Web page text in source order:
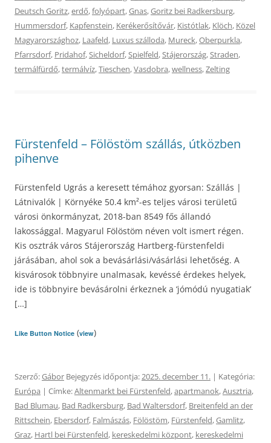
Deutsch Goritz,erdő,folyópart,Gnas,Goritz bei Radkersburg,
Hummersdorf, Kapfenstein, Kerékerősítővár, Kistótlak, Klöch, Közel
Magyarországhoz, Laafeld, Luxus szálloda, Mureck,Oberpurkla,
Pfarrsdorf, Pridahof,Sicheldorf,Spielfeld,Stájerország,Straden,
termálfürdő,termálvíz,Tieschen,Vasdobra,wellness,Zelting
Fürstenfeld – Fölöstöm szállás, útközben
pihenve
Fürstenfeld Ugrás a keresett témához gyorsan: Szállás |
Látnivalók | Környéke 50.4 km²-es teljes városi területű
városi önkormányzat, 2018-ban 8549 fős állandó
lakossággal. Magyarul Fölöstöm néven volt ismert régen.
Kis osztrák város Stájerország Hartberg-fürstenfeldi
járásában, ahol sok a bevásárlási/vásárlási lehetőség. A
kisvárosok többnyire unalmasak, kevéssé érdekes helyek,
ide is többnyire bevásárolni érkeznek a ‘jómódú nyugatiak‘
[…]
Like Button Notice (view)
Szerző:Gábor Bejegyzés időpontja:2025. december 11. | Kategória:
Európa | Címke:Altenmarkt bei Fürstenfeld,apartmanok,Ausztria,
Bad Blumau, Bad Radkersburg, Bad Waltersdorf, Breitenfeld an der
Rittschein, Ebersdorf, Falmászás, Fölöstöm, Fürstenfeld,Gamlitz,
Graz, Hartl bei Fürstenfeld, kereskedelmi központ, kereskedelmi